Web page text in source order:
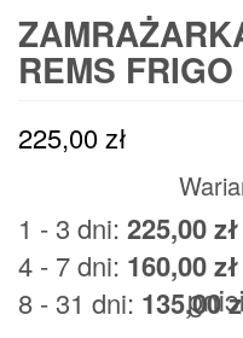
REMS
225,00zł
1 - 3 dni: 225,00zł
4 - 7 dni: 160,00zł
8 - 31 dni: 135,00